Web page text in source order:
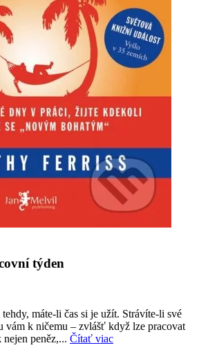
týden
máte-li čas si je užít. Strávíte-li své
vám k ničemu – zvlášť když lze pracovat
nejen peněz,... Čítať viac